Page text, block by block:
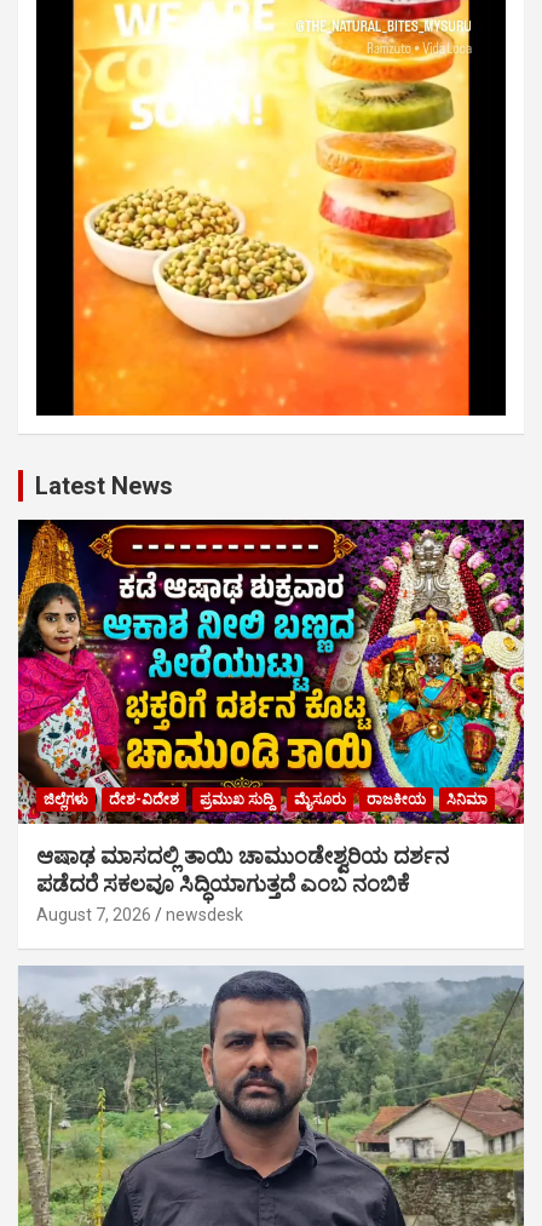
Latest News
ಜಿಲ್ಲೆಗಳು ದೇಶ-ವಿದೇಶ ಪ್ರಮುಖ ಸುದ್ದಿ ಮೈಸೂರು ರಾಜಕೀಯ ಸಿನಿಮಾ
ಆಷಾಢ ಮಾಸದಲ್ಲಿ ತಾಯಿ ಚಾಮುಂಡೇಶ್ವರಿಯ ದರ್ಶನ
ಪಡೆದರೆ ಸಕಲವೂ ಸಿದ್ಧಿಯಾಗುತ್ತದೆ ಎಂಬ ನಂಬಿಕೆ
August 7, 2026 newsdesk